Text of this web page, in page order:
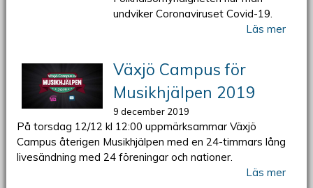
undviker Coronaviruset Covid-19.
Läs mer
Växjö Campus för
Musikhjälpen 2019
9 december 2019
På torsdag 12/12 kl 12:00 uppmärksammar Växjö
Campus återigen Musikhjälpen med en 24-timmars lång
livesändning med 24 föreningar och nationer.
Läs mer